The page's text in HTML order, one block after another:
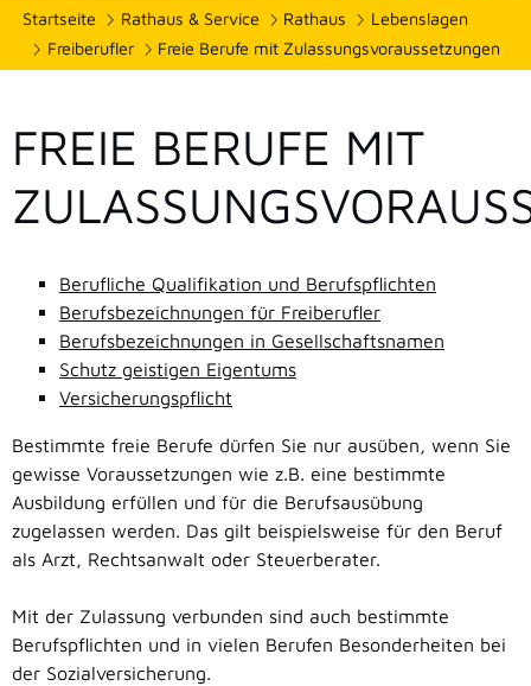
Startseite Rathaus & Service Rathaus
Lebenslagen
Freiberufler
Freie Berufe mit Zulassungsvoraussetzungen
Seite
mit
Seite
mit
FREIE BERUFE MIT
Berufliche Qualifikation und Berufspflichten
Berufsbezeichnungen für Freiberufler
Berufsbezeichnungen in Gesellschaftsnamen
Schutz geistigen Eigentums
Versicherungspflicht
Bestimmte freie Berufe dürfen Sie nur ausüben, wenn Sie
gewisse Voraussetzungen wie z.B. eine bestimmte
Ausbildung erfüllen und für die Berufsausübung
zugelassen werden. Das gilt beispielsweise für den Beruf
als Arzt, Rechtsanwalt oder Steuerberater.
Mit der Zulassung verbunden sind auch bestimmte
Berufspflichten und in vielen Berufen Besonderheiten bei
der Sozialversicherung.